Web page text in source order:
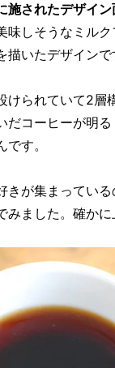
されたデザイン
味しそうなミル
描いたデザイン
けられていて2層
だコーヒーが明
す。
きが集まってい
みました。確かに